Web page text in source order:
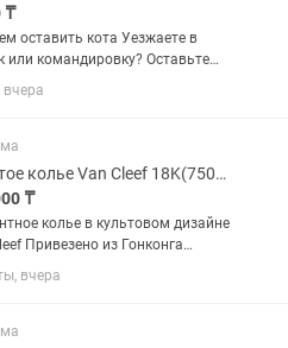
₸
оставить кота Уезжаете в
командировку? Оставьте
в заботливых руках
JnV Cat Hotel — это
вчера
Золотое колье Van Cleef 18K(750проба) с перламутром
₸
колье в культовом дизайне
Гонконга
•Золото
•Вставка: натуральный
•Изящная цепочка, красиво...
вчера